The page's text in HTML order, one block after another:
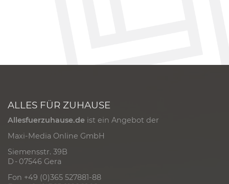
ALLES FÜR ZUHAUSE
Allesfuerzuhause.de ist ein Angebot der
Maxi-Media Online GmbH
Siemensstr. 39B
D - 07546 Gera
Fon +49 (0)365 527881-88